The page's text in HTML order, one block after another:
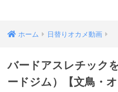
ホーム 日替りオカメ動画
バードアスレチック
ードジム）【文鳥・